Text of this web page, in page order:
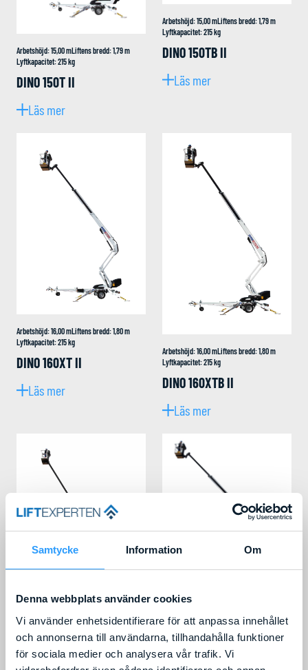
Samtycke Information Om
Denna webbplats använder cookies
Vi använder enhetsidentifierare för att anpassa innehållet
och annonserna till användarna, tillhandahålla funktioner
för sociala medier och analysera vår trafik. Vi
Arbetshöjd:15,00mLiftens bredd:1,79m
Lyftkapacitet:215kg
DINO 150T II
Läs mer
Arbetshöjd:15,00mLiftens bredd:1,79m
Lyftkapacitet:215kg
DINO 150TB II
Läs mer
Arbetshöjd:16,00mLiftens bredd:1,80m
Lyftkapacitet:215kg
DINO 160XT II
Läs mer
Arbetshöjd:16,00mLiftens bredd:1,80m
Lyftkapacitet:215kg
DINO 160XTB II
Läs mer
Lyftkapacitet:215kg
DINO 180T II
Arbetshöjd: 18,00mLiftens bredd: 1,95 m
215
DINO 180XT II